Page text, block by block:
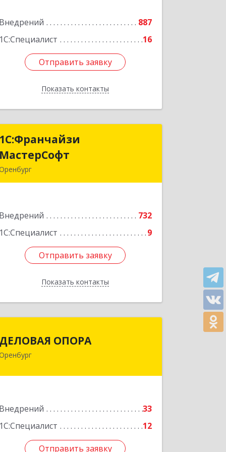
Внедрений
887
1С:Специалист
16
Отправить заявку
Показать контакты
Подробнее
Отправить заявку
Назад
1С:Франчайзи
МастерСофт
Внедрений
732
1С:Специалист
9
Отправить заявку
Показать контакты
1С:Франчайзи
Подробнее
Отправить заявку
Назад
ДЕЛОВАЯ ОПОРА
Внедрений
33
1С:Специалист
12
Отправить заявку
460048, Оренбургская обл, Оренбург г,
Отправить заявку